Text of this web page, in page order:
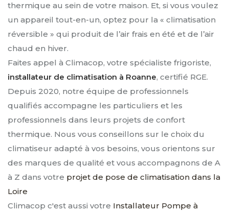
thermique au sein de votre maison. Et, si vous voulez
un appareil tout-en-un, optez pour la « climatisation
réversible » qui produit de l’air frais en été et de l’air
chaud en hiver.
Faites appel à Climacop, votre spécialiste frigoriste,
installateur de climatisation à Roanne, certifié RGE.
Depuis 2020, notre équipe de professionnels
qualifiés accompagne les particuliers et les
professionnels dans leurs projets de confort
thermique. Nous vous conseillons sur le choix du
climatiseur adapté à vos besoins, vous orientons sur
des marques de qualité et vous accompagnons de A
à Z dans votre projet de pose de climatisation dans la
Loire
Climacop c'est aussi votre Installateur Pompe à